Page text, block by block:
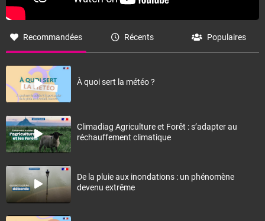
Recommandées Récents Populaires
À quoi sert la météo ?
Climadiag Agriculture et Forêt : s’adapter au
réchauffement climatique
De la pluie aux inondations : un phénomène
devenu extrême